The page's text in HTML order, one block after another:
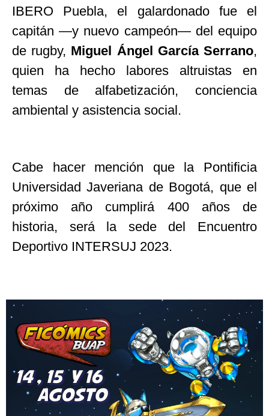
IBERO Puebla, el galardonado fue el
capitán —y nuevo campeón— del equipo
de rugby, Miguel Ángel García Serrano,
quien ha hecho labores altruistas en
temas de alfabetización, conciencia
ambiental y asistencia social.
Cabe hacer mención que la Pontificia
Universidad Javeriana de Bogotá, que el
próximo año cumplirá 400 años de
historia, será la sede del Encuentro
Deportivo INTERSUJ 2023.